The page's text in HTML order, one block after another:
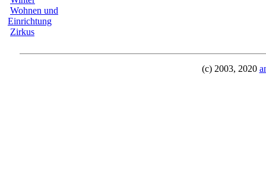
Wohnen und
Einrichtung
Zirkus
(c) 2003, 2020